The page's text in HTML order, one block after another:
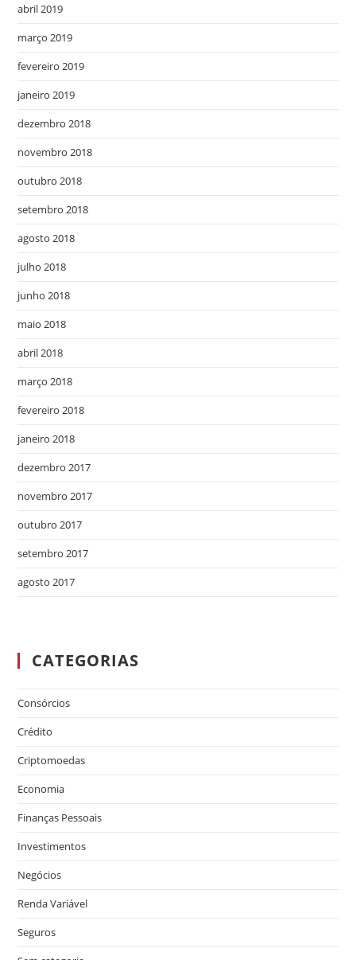
abril 2019
março 2019
fevereiro 2019
janeiro 2019
dezembro 2018
novembro 2018
outubro 2018
setembro 2018
agosto 2018
julho 2018
junho 2018
maio 2018
abril 2018
março 2018
fevereiro 2018
janeiro 2018
dezembro 2017
novembro 2017
outubro 2017
setembro 2017
agosto 2017
CATEGORIAS
Consórcios
Crédito
Criptomoedas
Economia
Finanças Pessoais
Investimentos
Negócios
Renda Variável
Seguros